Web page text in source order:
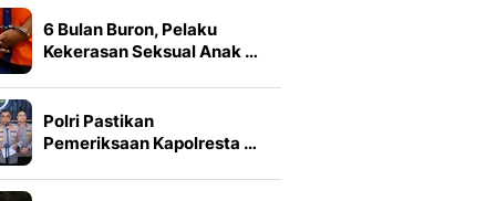
6 Bulan Buron, Pelaku
Kekerasan Seksual Anak …
Polri Pastikan
Pemeriksaan Kapolresta …